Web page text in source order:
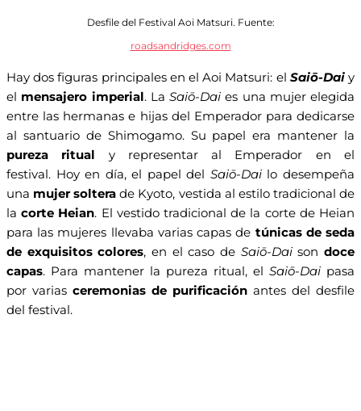
Desfile del Festival Aoi Matsuri. Fuente:
roadsandridges.com
Hay dos figuras principales en el Aoi Matsuri: el Saiō-Daiy
el mensajero imperial. La Saiō-Dai es una mujer elegida
entre las hermanas e hijas del Emperador para dedicarse
al santuario de Shimogamo. Su papel era mantener la
pureza ritual y representar al Emperador en el
festival. Hoy en día, el papel del Saiō-Dailo desempeña
una mujer soltera de Kyoto, vestida al estilo tradicional de
lacorte Heian. El vestido tradicional de la corte de Heian
para las mujeres llevaba varias capas de túnicas de seda
de exquisitos colores, en el caso de Saiō-Daison doce
capas. Para mantener la pureza ritual, el Saiō-Dai pasa
por varias ceremonias de purificación antes del desfile
del festival.